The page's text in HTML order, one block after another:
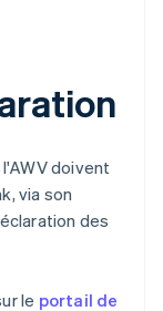
doivent
via son
des
le portail de